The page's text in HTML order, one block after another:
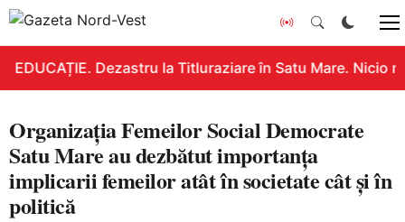
EDUCAȚIE. Dezastru la Titluraziare în Satu Mare. Nicio
Organizația Femeilor Social Democrate
Satu Mare au dezbătut importanța
implicarii femeilor atât în societate cât și în
politică